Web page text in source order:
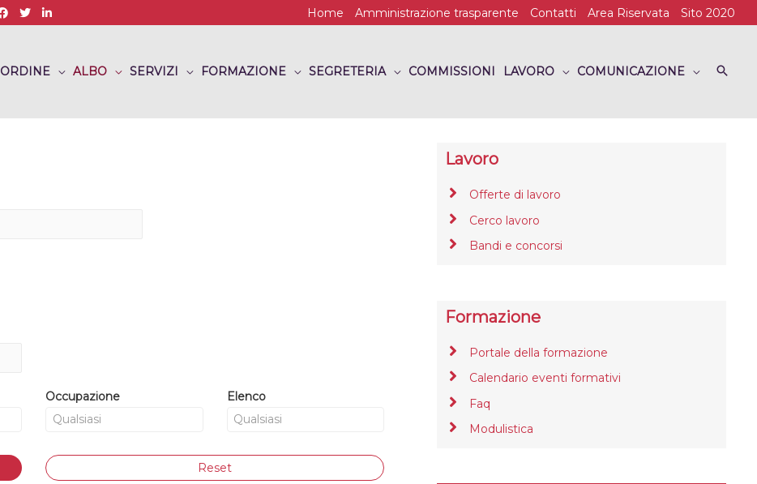
Home Amministrazione trasparente Contatti Area Riservata Sito 2020
ORDINE ALBO SERVIZI FORMAZIONE SEGRETERIA COMMISSIONI LAVORO COMUNICAZIONE
Occupazione Elenco
Reset
Lavoro
Offerte di lavoro
Cerco lavoro
Bandi e concorsi
Formazione
Portale della formazione
Calendario eventi formativi
Faq
Modulistica